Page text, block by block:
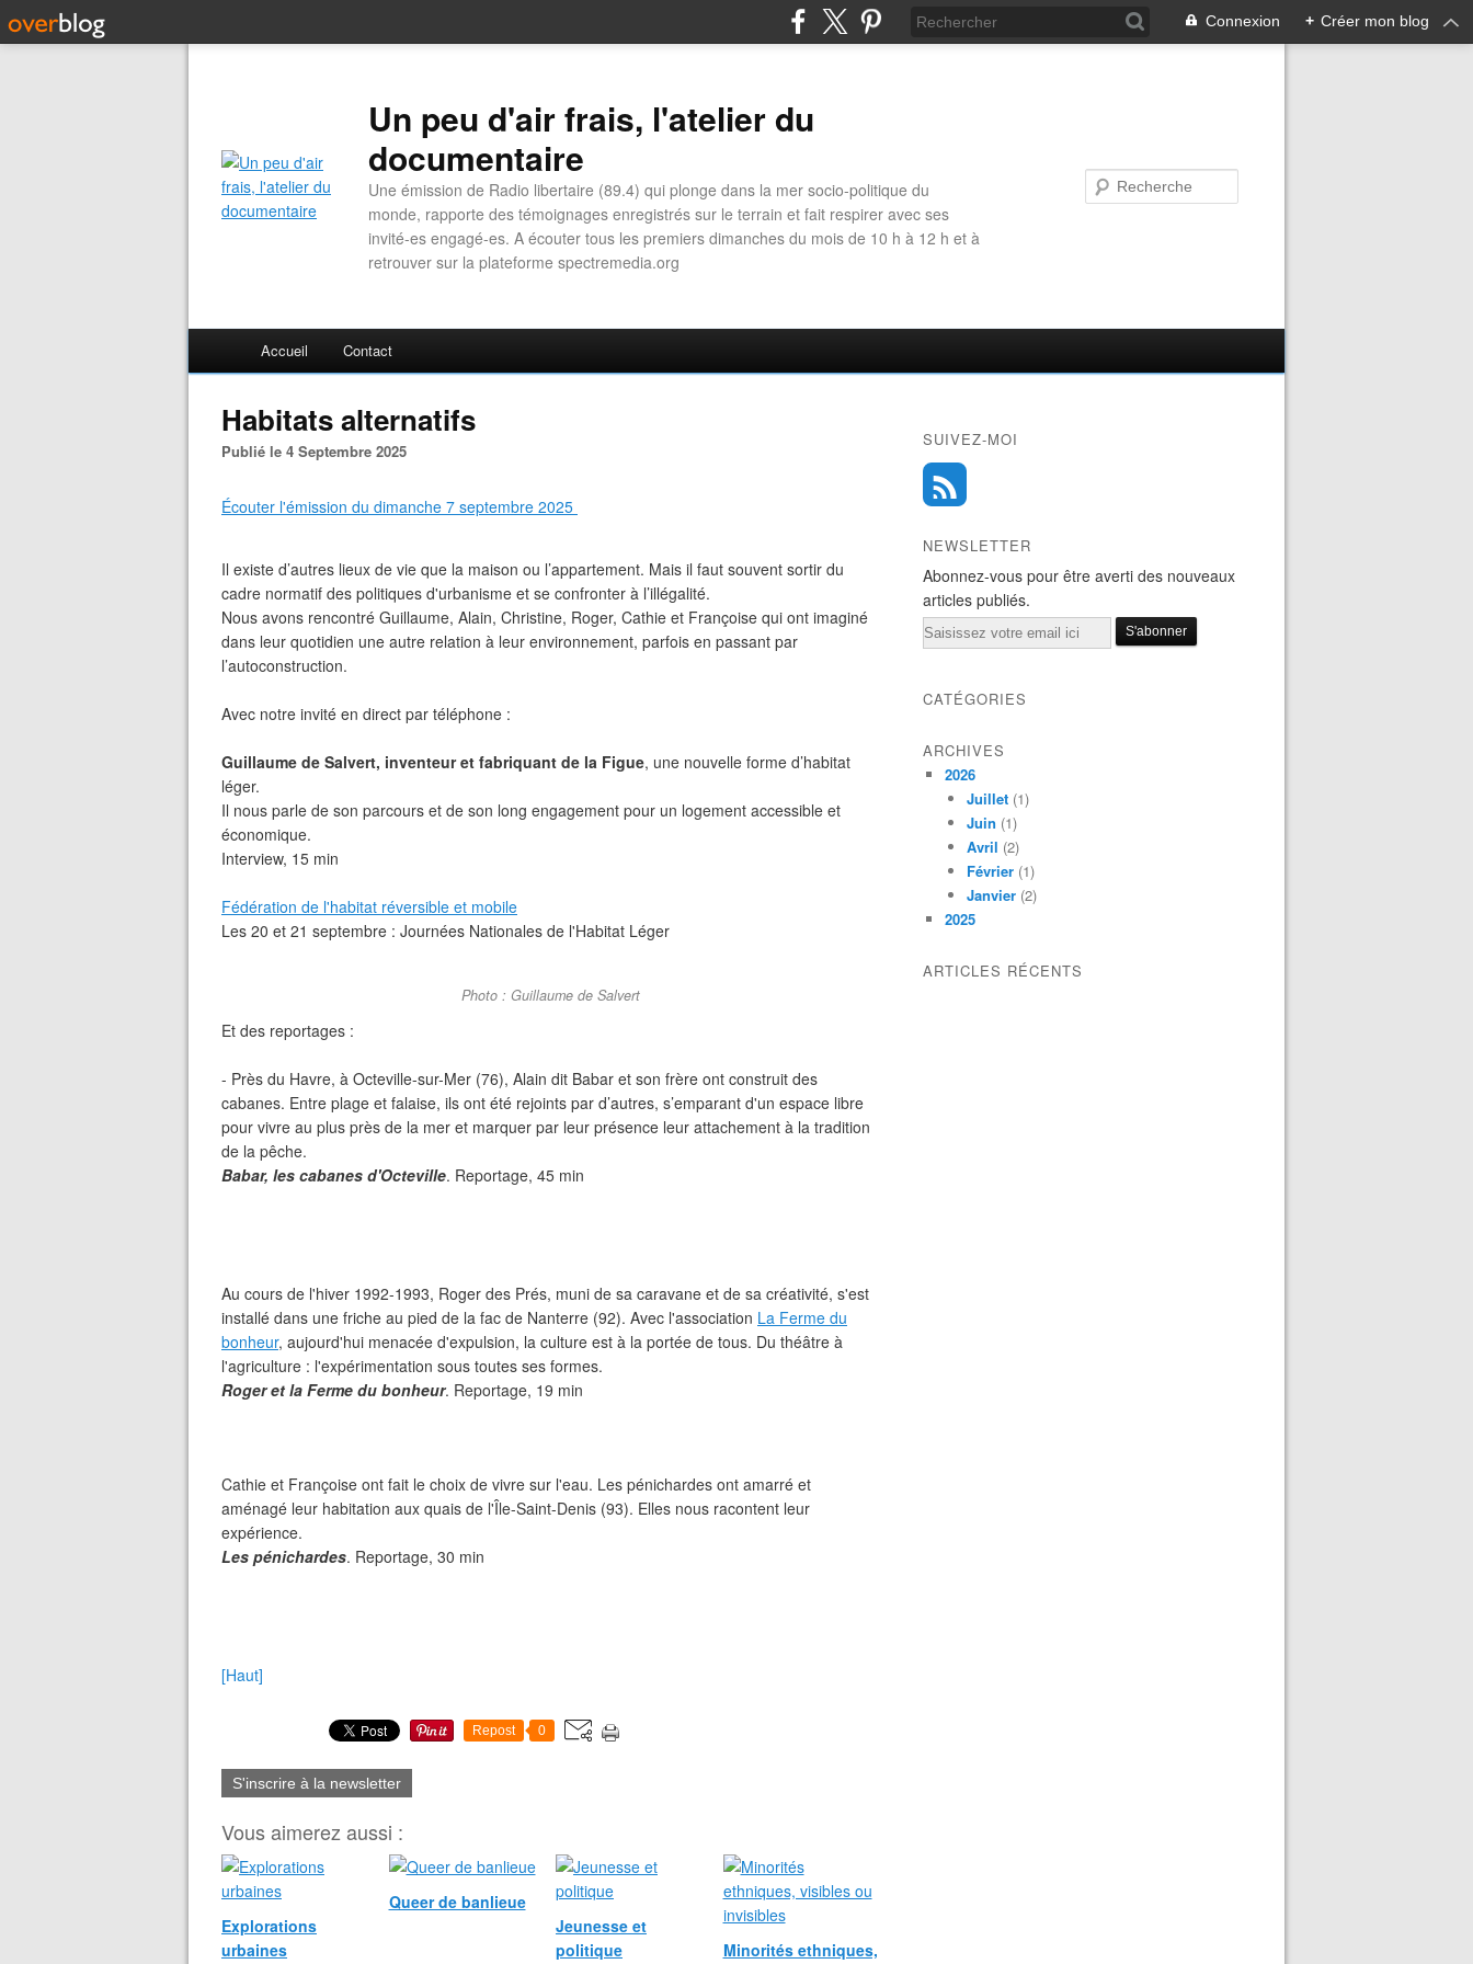
Connexion + Créer mon blog
Un peu d'air frais, l'atelier du
documentaire
Une émission de Radio libertaire (89.4) qui plonge dans la mer socio-politique du
monde, rapporte des témoignages enregistrés sur le terrain et fait respirer avec ses
invité-es engagé-es. A écouter tous les premiers dimanches du mois de 10 h à 12 h et à
retrouver sur la plateforme spectremedia.org
Accueil Contact
Habitats alternatifs
Publié le 4 Septembre 2025
Écouter l'émission du dimanche 7 septembre 2025
Il existe d’autres lieux de vie que la maison ou l’appartement. Mais il faut souvent sortir du
cadre normatif des politiques d'urbanisme et se confronter à l’illégalité.
Nous avons rencontré Guillaume, Alain, Christine, Roger, Cathie et Françoise qui ont imaginé
dans leur quotidien une autre relation à leur environnement, parfois en passant par
l’autoconstruction.
Avec notre invité en direct par téléphone :
Guillaume de Salvert, inventeur et fabriquant de la Figue, une nouvelle forme d’habitat
léger.
Il nous parle de son parcours et de son long engagement pour un logement accessible et
économique.
Interview, 15 min
Fédération de l'habitat réversible et mobile
Les 20 et 21 septembre : Journées Nationales de l'Habitat Léger
Photo : Guillaume de Salvert
Et des reportages :
- Près du Havre, à Octeville-sur-Mer (76), Alain dit Babar et son frère ont construit des
cabanes. Entre plage et falaise, ils ont été rejoints par d’autres, s’emparant d'un espace libre
pour vivre au plus près de la mer et marquer par leur présence leur attachement à la tradition
de la pêche.
Babar, les cabanes d'Octeville. Reportage, 45 min
Au cours de l'hiver 1992-1993, Roger des Prés, muni de sa caravane et de sa créativité, s'est
installé dans une friche au pied de la fac de Nanterre (92). Avec l'association La Ferme du
bonheur, aujourd'hui menacée d'expulsion, la culture est à la portée de tous. Du théâtre à
l'agriculture : l'expérimentation sous toutes ses formes.
Roger et la Ferme du bonheur. Reportage, 19 min
Cathie et Françoise ont fait le choix de vivre sur l'eau. Les pénichardes ont amarré et
aménagé leur habitation aux quais de l'Île-Saint-Denis (93). Elles nous racontent leur
expérience.
Les pénichardes. Reportage, 30 min
[Haut]
Repost 0
S'inscrire à la newsletter
Vous aimerez aussi :
Explorations
urbaines
Queer de banlieue
Jeunesse et
politique
Minorités ethniques,
SUIVEZ-MOI
NEWSLETTER
Abonnez-vous pour être averti des nouveaux
articles publiés.
Email
CATÉGORIES
ARCHIVES
2026
Juillet (1)
Juin (1)
Avril (2)
Février (1)
Janvier (2)
2025
ARTICLES RÉCENTS